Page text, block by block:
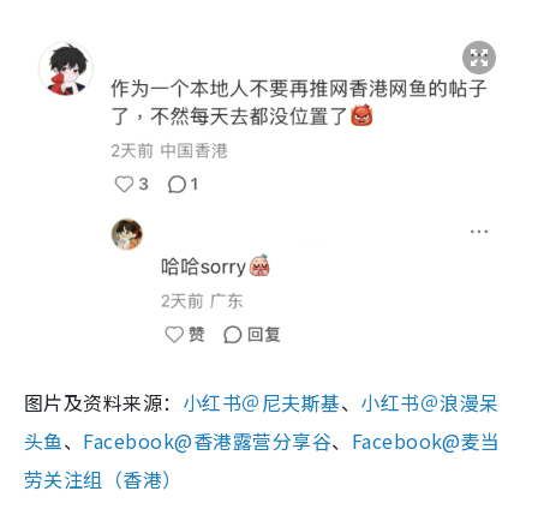
图片及资料来源： 小红书＠尼夫斯基、 小红书＠浪漫呆
头鱼、 Facebook@香港露营分享谷、 Facebook@麦当
劳关注组（香港）